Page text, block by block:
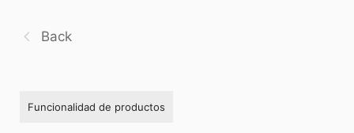
Back
Funcionalidad de productos